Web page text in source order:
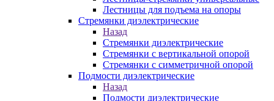
Лестницы для подъема на опоры
Стремянки диэлектрические
Назад
Стремянки диэлектрические
Стремянки с вертикальной опорой
Стремянки с симметричной опорой
Подмости диэлектрические
Назад
Подмости диэлектрические